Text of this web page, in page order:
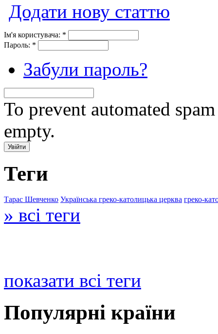
Додати нову статтю
Ім'я користувача: *
Пароль: *
Забули пароль?
To prevent automated
empty.
Теги
Тарас Шевченко Українська греко-католицька церква греко-
» всі теги
показати всі теги
Популярні країни